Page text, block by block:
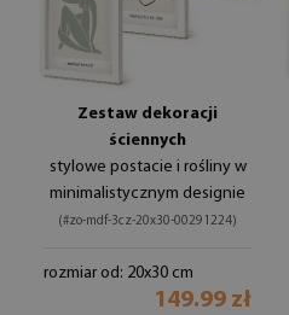
Zestaw dekoracji
ściennych
stylowe postacie i rośliny w
minimalistycznym designie
(#zo-mdf-3cz-20x30-00291224)
rozmiar od: 20x30 cm
149.99 zł